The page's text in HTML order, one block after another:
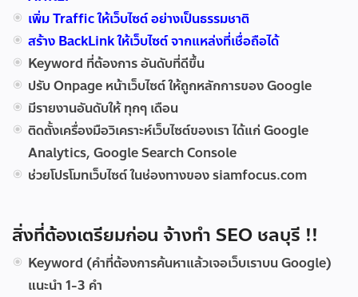
เพิ่ม Traffic ให้เว็บไซต์ อย่างเป็นธรรมชาติ
สร้าง BackLink ให้เว็บไซต์ จากแหล่งที่เชื่อถือได้
Keyword ที่ต้องการ อันดับที่ดีขึ้น
ปรับ Onpage หน้าเว็บไซต์ ให้ถูกหลักการของ Google
มีรายงานอันดับให้ ทุกๆ เดือน
ติดตั้งเครื่องมือวิเคราะห์เว็บไซต์ของเรา ได้แก่ Google
Analytics, Google Search Console
ช่วยโปรโมทเว็บไซต์ ในช่องทางของ siamfocus.com
สิ่งที่ต้องเตรียมก่อน จ้างทำ SEO ชลบุรี !!
Keyword (คำที่ต้องการค้นหาแล้วเจอเว็บเราบน Google)
แนะนำ 1-3 คำ